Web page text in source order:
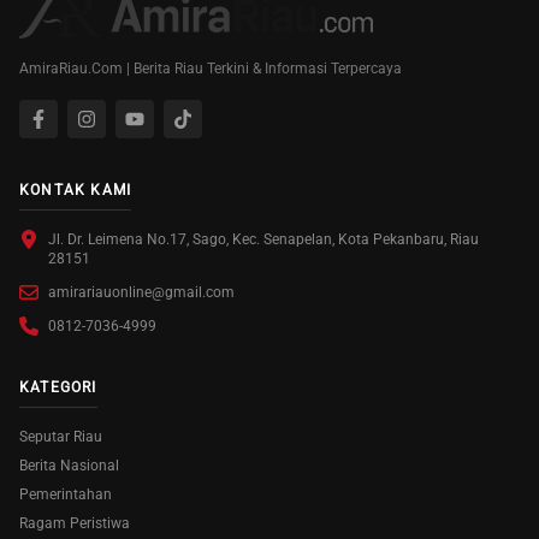
AmiraRiau.Com | Berita Riau Terkini & Informasi Terpercaya
KONTAK KAMI
Jl. Dr. Leimena No.17, Sago, Kec. Senapelan, Kota Pekanbaru, Riau
28151
amirariauonline@gmail.com
0812-7036-4999
KATEGORI
Seputar Riau
Berita Nasional
Pemerintahan
Ragam Peristiwa